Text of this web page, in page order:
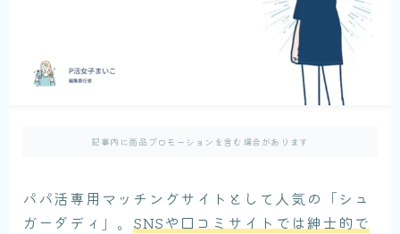
記事内に商品プロモーションを含む場合があります
パパ活専用マッチングサイトとして人気の「シュ
ガーダディ」。 SNSや口コミサイトでは紳士的で